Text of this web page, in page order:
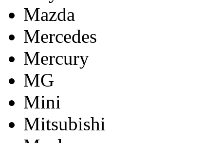
Mazda
Mercedes
Mercury
MG
Mini
Mitsubishi